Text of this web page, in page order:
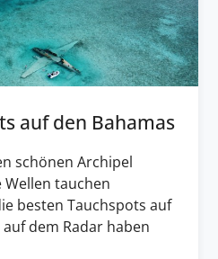
auf den Bahamas
schönen Archipel
tauchen
besten Tauchspots auf
dem Radar haben